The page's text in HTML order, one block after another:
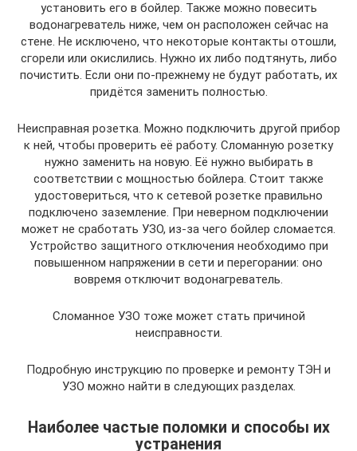
установить его в бойлер. Также можно повесить
водонагреватель ниже, чем он расположен сейчас на
стене. Не исключено, что некоторые контакты отошли,
сгорели или окислились. Нужно их либо подтянуть, либо
почистить. Если они по-прежнему не будут работать, их
придётся заменить полностью.
Неисправная розетка. Можно подключить другой прибор
к ней, чтобы проверить её работу. Сломанную розетку
нужно заменить на новую. Её нужно выбирать в
соответствии с мощностью бойлера. Стоит также
удостовериться, что к сетевой розетке правильно
подключено заземление. При неверном подключении
может не сработать УЗО, из-за чего бойлер сломается.
Устройство защитного отключения необходимо при
повышенном напряжении в сети и перегорании: оно
вовремя отключит водонагреватель.
Сломанное УЗО тоже может стать причиной
неисправности.
Подробную инструкцию по проверке и ремонту ТЭН и
УЗО можно найти в следующих разделах.
Наиболее частые поломки и способы их
устранения